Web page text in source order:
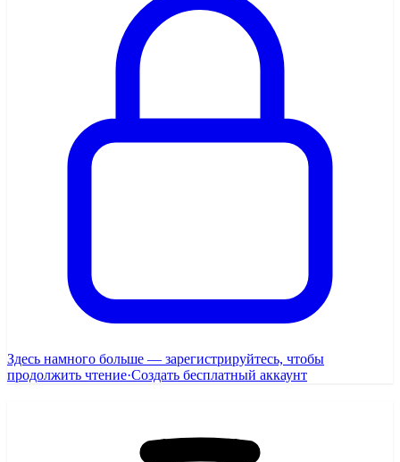
Здесь намного больше — зарегистрируйтесь, чтобы
продолжить чтение·Создать бесплатный аккаунт